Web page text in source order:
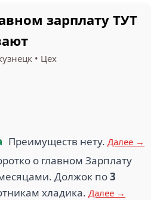
зарплату ТУТ
• Цех
Преимуществ нету. Далее →
о главном Зарплату
Должок по3
хладика. Далее →